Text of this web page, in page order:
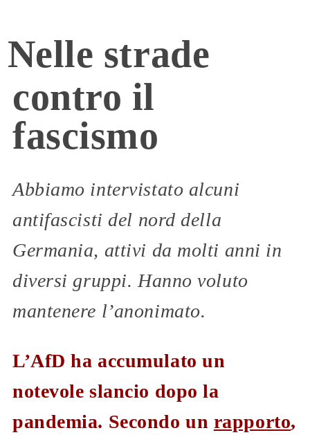
Nelle strade
contro il
fascismo
Abbiamo intervistato alcuni
antifascisti del nord della
Germania, attivi da molti anni in
diversi gruppi. Hanno voluto
mantenere l’anonimato.
L’AfD ha accumulato un
notevole slancio dopo la
pandemia. Secondo un rapporto,